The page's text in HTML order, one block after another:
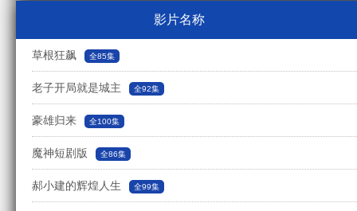
影片名称
草根狂飙 全85集
老子开局就是城主 全92集
豪雄归来 全100集
魔神短剧版 全86集
郝小建的辉煌人生 全99集